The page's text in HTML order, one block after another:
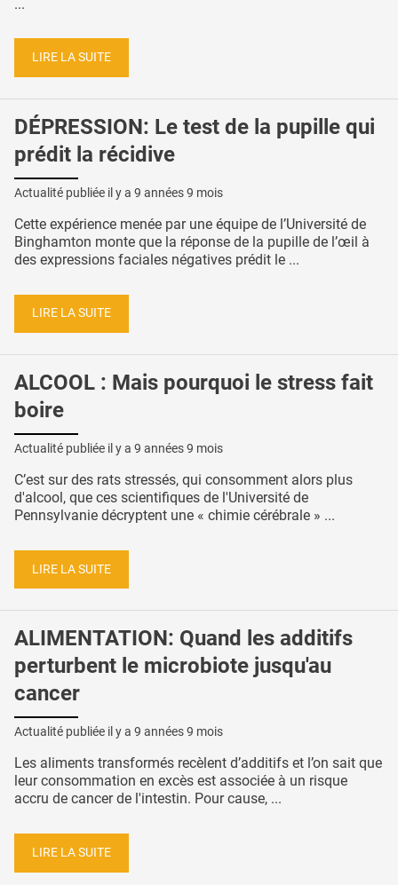
...
LIRE LA SUITE
DÉPRESSION: Le test de la pupille qui
prédit la récidive
Actualité publiée il y a 9 années 9 mois
Cette expérience menée par une équipe de l’Université de
Binghamton monte que la réponse de la pupille de l’œil à
des expressions faciales négatives prédit le ...
LIRE LA SUITE
ALCOOL : Mais pourquoi le stress fait
boire
Actualité publiée il y a 9 années 9 mois
C’est sur des rats stressés, qui consomment alors plus
d'alcool, que ces scientifiques de l'Université de
Pennsylvanie décryptent une « chimie cérébrale » ...
LIRE LA SUITE
ALIMENTATION: Quand les additifs
perturbent le microbiote jusqu'au
cancer
Actualité publiée il y a 9 années 9 mois
Les aliments transformés recèlent d’additifs et l’on sait que
leur consommation en excès est associée à un risque
accru de cancer de l'intestin. Pour cause, ...
LIRE LA SUITE